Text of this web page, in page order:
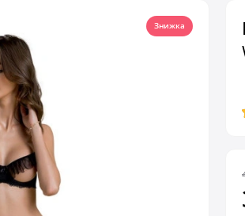
Знижка